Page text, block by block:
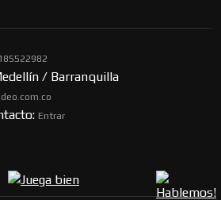
/ Barranquilla
Entrar